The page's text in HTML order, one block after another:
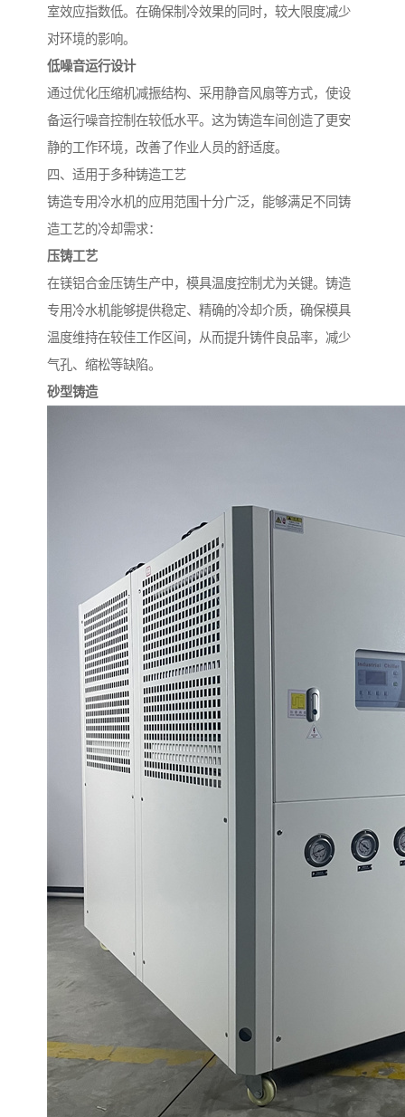
室效应指数低。在确保制冷效果的同时，较大限度减少
对环境的影响。
低噪音运行设计
通过优化压缩机减振结构、采用静音风扇等方式，使设
备运行噪音控制在较低水平。这为铸造车间创造了更安
静的工作环境，改善了作业人员的舒适度。
四、适用于多种铸造工艺
铸造专用冷水机的应用范围十分广泛，能够满足不同铸
造工艺的冷却需求：
压铸工艺
在镁铝合金压铸生产中，模具温度控制尤为关键。铸造
专用冷水机能够提供稳定、精确的冷却介质，确保模具
温度维持在较佳工作区间，从而提升铸件良品率，减少
气孔、缩松等缺陷。
砂型铸造